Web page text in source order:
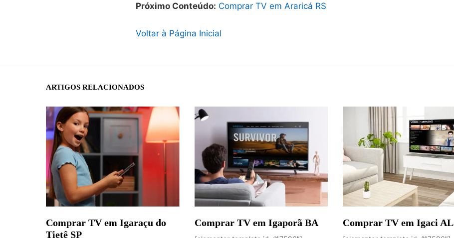
Próximo Conteúdo: Comprar TV em Araricá RS
Voltar à Página Inicial
ARTIGOS RELACIONADOS
Comprar TV em Igaraçu do
Tietê SP
Comprar TV em Igaporã BA Comprar TV em Igaci AL